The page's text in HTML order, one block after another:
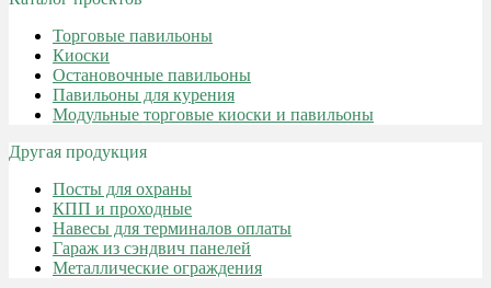
Торговые павильоны
Киоски
Остановочные павильоны
Павильоны для курения
Модульные торговые киоски и павильоны
Другая продукция
Посты для охраны
КПП и проходные
Навесы для терминалов оплаты
Гараж из сэндвич панелей
Металлические ограждения